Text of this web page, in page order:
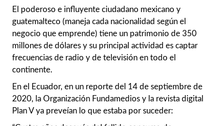
El poderoso e influyente ciudadano mexicano y
guatemalteco (maneja cada nacionalidad según el
negocio que emprende) tiene un patrimonio de 350
millones de dólares y su principal actividad es captar
frecuencias de radio y de televisión en todo el
continente.
En el Ecuador, en un reporte del 14 de septiembre de
2020, la Organización Fundamedios y la revista digital
Plan V ya preveían lo que estaba por suceder: